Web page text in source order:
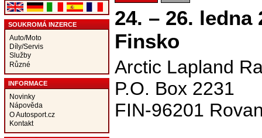
SOUKROMÁ INZERCE
Auto/Moto
Díly/Servis
Služby
Různé
INFORMACE
Novinky
Nápověda
O Autosport.cz
Kontakt
24. – 26. ledna
Finsko
Arctic Lapland
P.O. Box 2231
FIN-96201